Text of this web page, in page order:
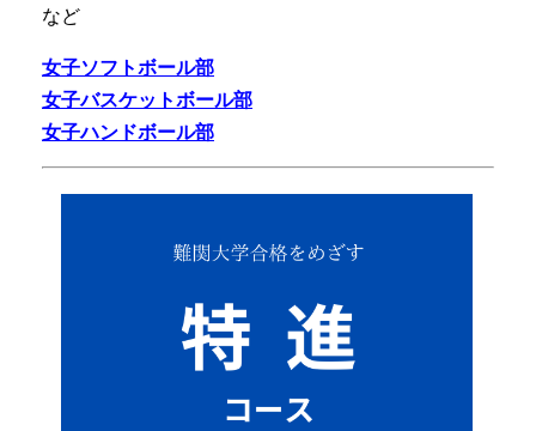
など
女子ソフトボール部
女子バスケットボール部
女子ハンドボール部